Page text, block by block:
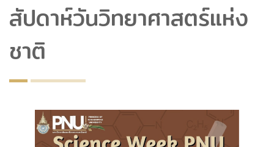
สัปดาห์วันวิทยาศาสตร์แห่ง
ชาติ